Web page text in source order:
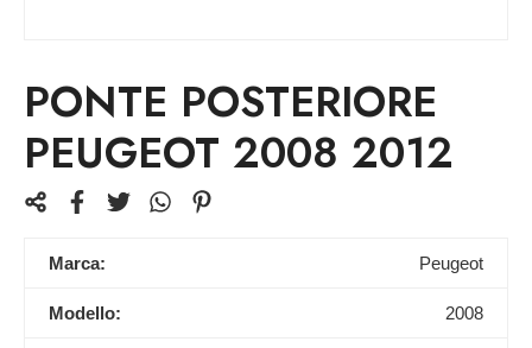
PONTE POSTERIORE
PEUGEOT 2008 2012
Marca: Peugeot
Modello: 2008